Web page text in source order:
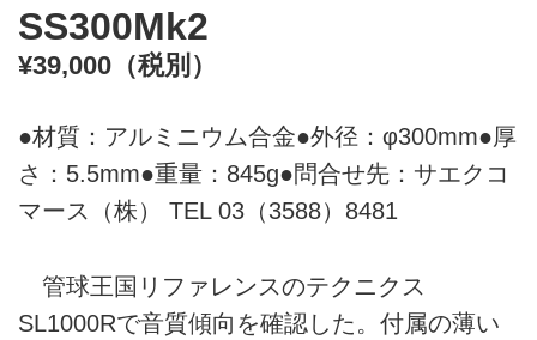
SS300Mk2
¥39,000（税別）
●材質：アルミニウム合金●外径：φ300mm●厚
さ：5.5mm●重量：845g●問合せ先：サエクコ
マース（株） TEL 03（3588）8481
管球王国リファレンスのテクニクス
SL1000Rで音質傾向を確認した。付属の薄い